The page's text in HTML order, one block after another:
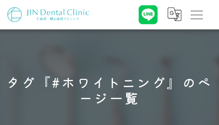
タグ『#ホワイトニング』のペ
ージ一覧